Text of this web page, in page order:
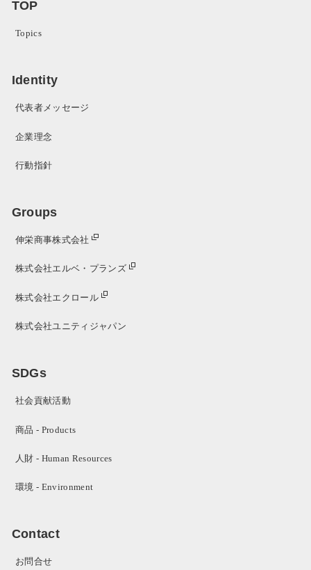
TOP
Topics
Identity
代表者メッセージ
企業理念
行動指針
Groups
伸栄商事株式会社
株式会社エルベ・プランズ
株式会社エクロール
株式会社ユニティジャパン
SDGs
社会貢献活動
商品 - Products
人財 - Human Resources
環境 - Environment
Contact
お問合せ